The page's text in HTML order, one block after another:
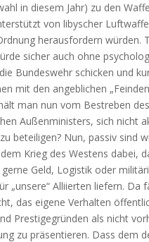
in diesem Jahr) zu den
von libyscher
herausfordern würden.
sicher auch ohne
Bundeswehr schicken und
mit den angeblichen
man nun vom Bestreben des
Außenministers, sich nicht
beteiligen? Nun, passiv sind
Krieg des Westens dabei,
Geld, Logistik oder
„unsere“ Alliierten liefern. Da
das eigene Verhalten
Prestigegründen als nicht
zu präsentieren. Dass dem